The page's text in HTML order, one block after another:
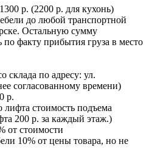
р. (2200 р. для кухонь)
до любой транспортной
Остальную сумму
по факту прибытия груза в место
склада по адресу: ул.
согласованному времени)
р.
стоимость подъема
200 р. за каждый этаж.)
от стоимости
10% от цены товара, но не